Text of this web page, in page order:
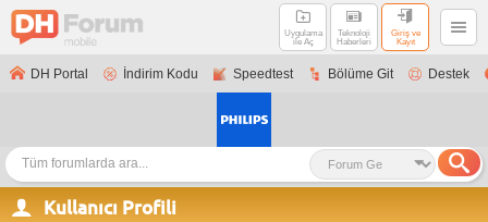
Uygulama
ile Aç
Teknoloji
Haberleri
Giriş ve
Kayıt
DH Portal İndirim Kodu Speedtest Bölüme Git Destek
Kullanıcı Profili